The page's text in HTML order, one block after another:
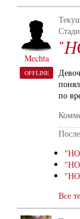
Mechta
OFFLINE
по
Все